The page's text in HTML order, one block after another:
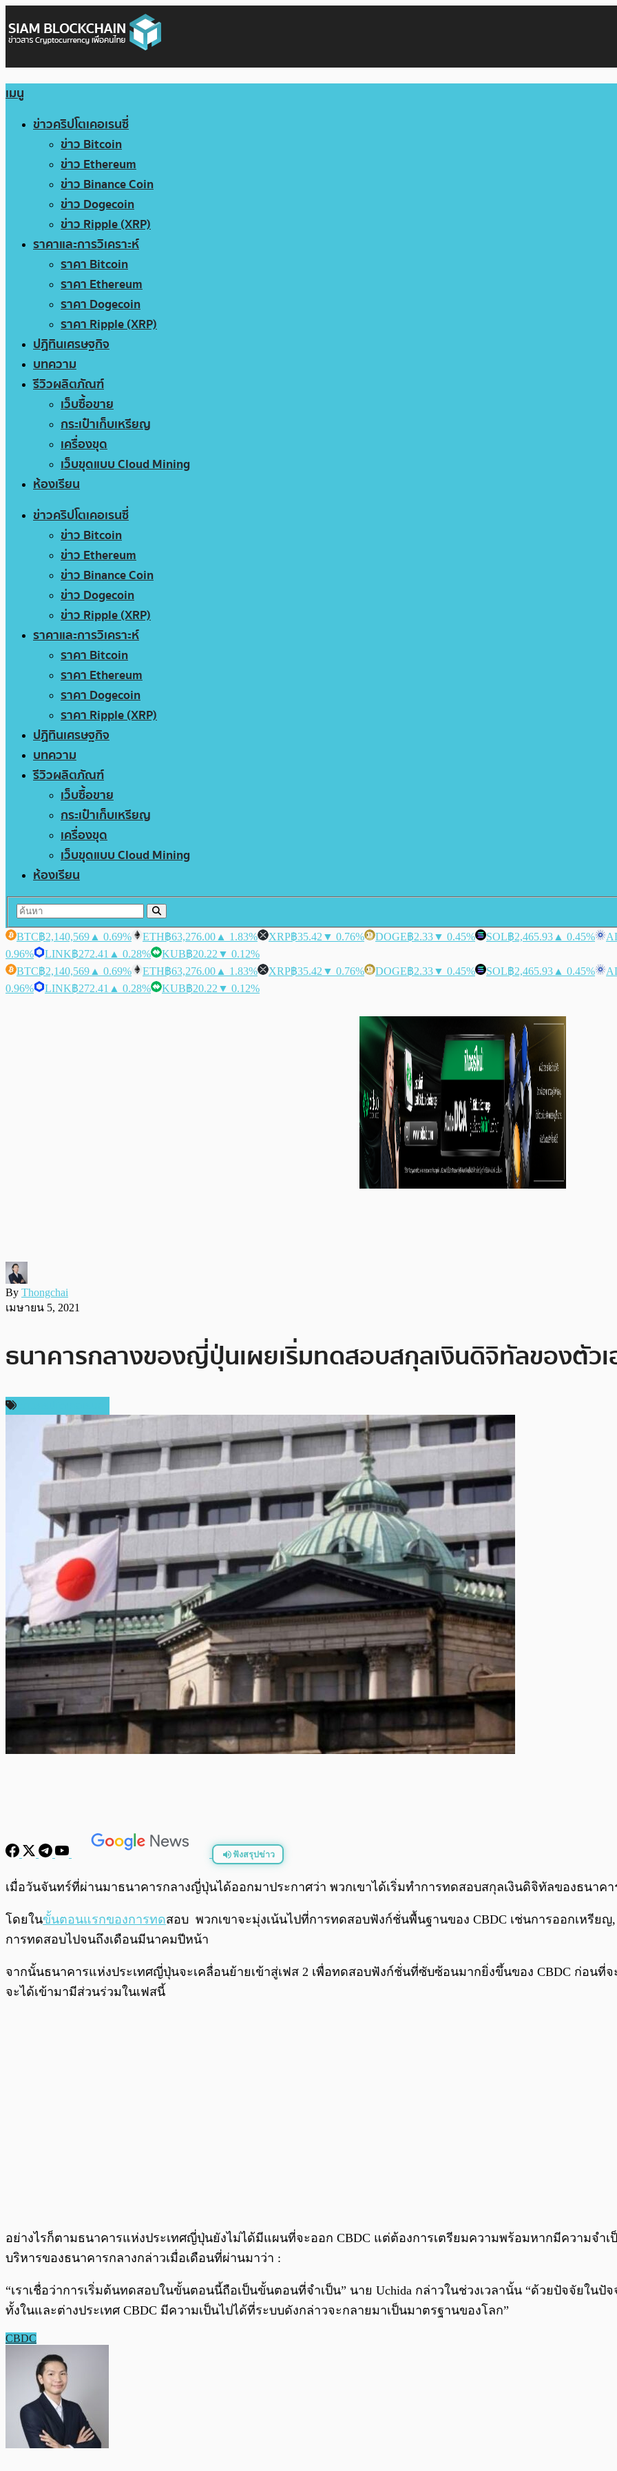
เมนู
ข่าวคริปโตเคอเรนซี่
ข่าว Bitcoin
ข่าว Ethereum
ข่าว Binance Coin
ข่าว Dogecoin
ข่าว Ripple (XRP)
ราคาและการวิเคราะห์
ราคา Bitcoin
ราคา Ethereum
ราคา Dogecoin
ราคา Ripple (XRP)
ปฏิทินเศรษฐกิจ
บทความ
รีวิวผลิตภัณฑ์
เว็บซื้อขาย
กระเป๋าเก็บเหรียญ
เครื่องขุด
เว็บขุดแบบ Cloud Mining
ห้องเรียน
ข่าวคริปโตเคอเรนซี่
ข่าว Bitcoin
ข่าว Ethereum
ข่าว Binance Coin
ข่าว Dogecoin
ข่าว Ripple (XRP)
ราคาและการวิเคราะห์
ราคา Bitcoin
ราคา Ethereum
ราคา Dogecoin
ราคา Ripple (XRP)
ปฏิทินเศรษฐกิจ
บทความ
รีวิวผลิตภัณฑ์
เว็บซื้อขาย
กระเป๋าเก็บเหรียญ
เครื่องขุด
เว็บขุดแบบ Cloud Mining
ห้องเรียน
BTC฿2,140,569 ▲ 0.69% ETH฿63,276.00 ▲ 1.83% XRP฿35.42 ▼ 0.76% DOGE฿2.33▼ 0.45% SOL฿2,465.93 ▲ 0.45%
0.96%
LINK฿272.41 ▲ 0.28% KUB฿20.22 ▼ 0.12%
BTC฿2,140,569 ▲ 0.69% ETH฿63,276.00 ▲ 1.83% XRP฿35.42 ▼ 0.76% DOGE฿2.33▼ 0.45% SOL฿2,465.93 ▲ 0.45%
0.96%
LINK฿272.41 ▲ 0.28% KUB฿20.22 ▼ 0.12%
By Thongchai
เมษายน 5, 2021
ธนาคารกลางของญี่ปุ่นเผยเริ่มทดสอบสกุลเงินดิจิทัลของตัวเ
ฟังสรุปข่าว
พร้อมเล่น
เมื่อวันจันทร์ที่ผ่านมาธนาคารกลางญี่ปุ่นได้ออกมาประกาศว่า พวกเขาได้เริ่มทำการทดสอบสกุลเงินดิจิทัลของธนาคา
โดยในขั้นตอนแรกของการทดสอบ พวกเขาจะมุ่งเน้นไปที่การทดสอบฟังก์ชั่นพื้นฐานของ CBDC เช่นการออกเหรีย
การทดสอบไปจนถึงเดือนมีนาคมปีหน้า
จากนั้นธนาคารแห่งประเทศญี่ปุ่นจะเคลื่อนย้ายเข้าสู่เฟส 2 เพื่อทดสอบฟังก์ชั่นที่ซับซ้อนมากยิ่งขึ้นของ CBDC ก่อนที่
จะได้เข้ามามีส่วนร่วมในเฟสนี้
อย่างไรก็ตามธนาคารแห่งประเทศญี่ปุ่นยังไม่ได้มีแผนที่จะออก CBDC แต่ต้องการเตรียมความพร้อมหากมีความจำ
บริหารของธนาคารกลางกล่าวเมื่อเดือนที่ผ่านมาว่า :
“เราเชื่อว่าการเริ่มต้นทดสอบในขั้นตอนนี้ถือเป็นขั้นตอนที่จำเป็น” นาย Uchida กล่าวในช่วงเวลานั้น “ด้วยปัจจัยใ
ทั้งในและต่างประเทศ CBDC มีความเป็นไปได้ที่ระบบดังกล่าวจะกลายมาเป็นมาตรฐานของโลก”
CBDC